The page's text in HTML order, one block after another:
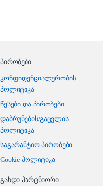
პირობები
კონფიდენციალურობის
პოლიტიკა
წესები და პირობები
დაბრუნების/გაცვლის
პოლიტიკა
საგარანტიო პირობები
Cookie პოლიტიკა
გახდი პარტნიორი